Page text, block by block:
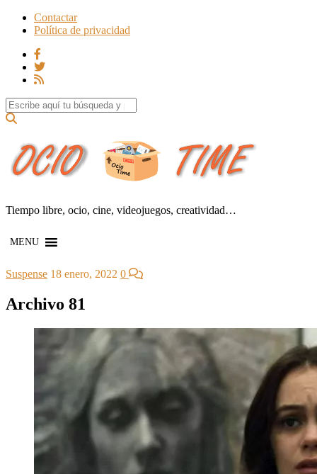
Contactar
Política de privacidad
Search for:
Tiempo libre, ocio, cine, videojuegos, creatividad…
MENU
Suspense 18 enero, 2022 0
Archivo 81